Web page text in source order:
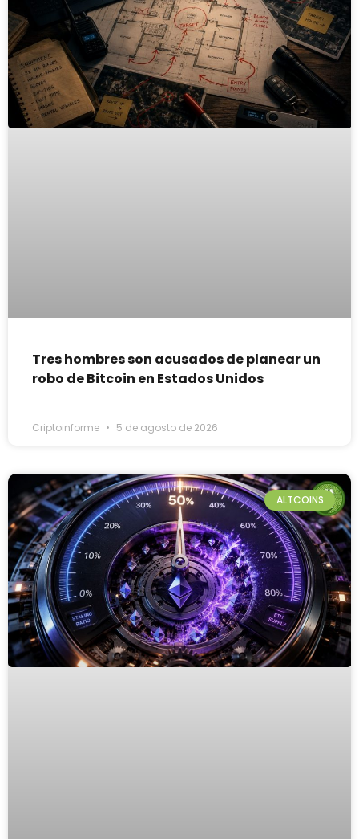
Tres hombres son acusados de planear un
robo de Bitcoin en Estados Unidos
Criptoinforme 5 de agosto de 2026
ALTCOINS